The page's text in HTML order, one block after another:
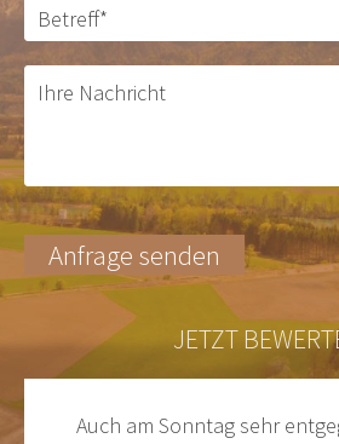
JETZT
Auch am Sonntag sehr